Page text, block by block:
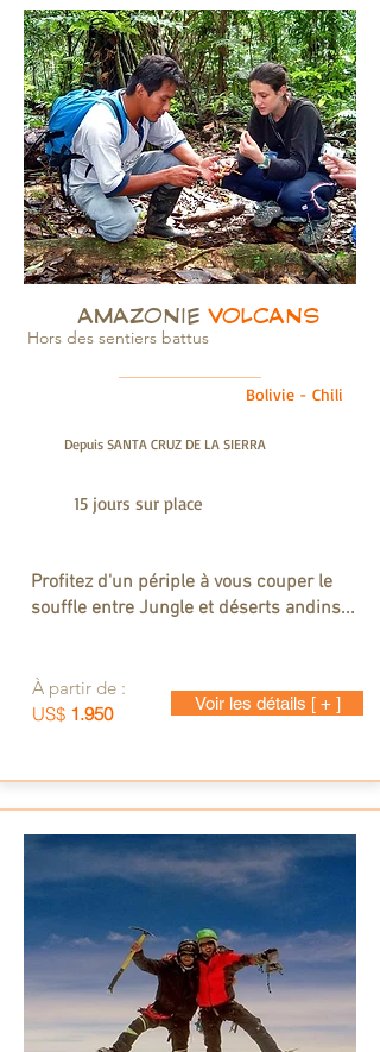
AMAZONIE VOLCANS
Hors des sentiers battus
Depuis SANTA CRUZ DE LA SIERRA
15 jours sur place
Profitez d'un périple à vous couper le
souffle entre Jungle et déserts andins...
À partir de :
US$ 1.950 Voir les détails [ + ]
Bolivie - Chili